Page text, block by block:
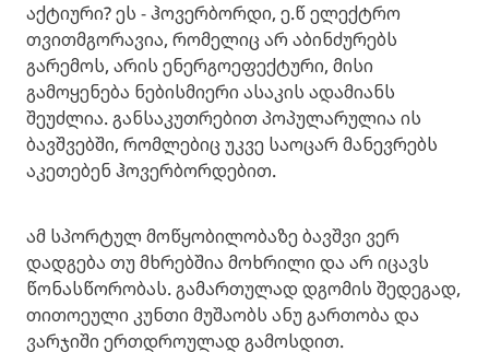
აქტიური? ეს - ჰოვერბორდი, ე.წ ელექტრო
თვითმგორავია, რომელიც არ აბინძურებს
გარემოს, არის ენერგოეფექტური, მისი
გამოყენება ნებისმიერი ასაკის ადამიანს
შეუძლია. განსაკუთრებით პოპულარულია ის
ბავშვებში, რომლებიც უკვე საოცარ მანევრებს
აკეთებენ ჰოვერბორდებით.
ამ სპორტულ მოწყობილობაზე ბავშვი ვერ
დადგება თუ მხრებშია მოხრილი და არ იცავს
წონასწორობას. გამართულად დგომის შედეგად,
თითოეული კუნთი მუშაობს ანუ გართობა და
ვარჯიში ერთდროულად გამოსდით.